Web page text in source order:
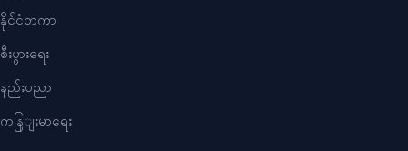
နိုင်ငံတကာ
စီးပွားရေး
နည်းပညာ
ကနြျးမာရေး